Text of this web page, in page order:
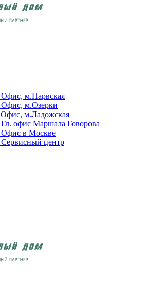
Офис, м.Нарвская
Офис, м.Озерки
Офис, м.Ладожская
Гл. офис Маршала Говорова
Офис в Москве
Сервисный центр